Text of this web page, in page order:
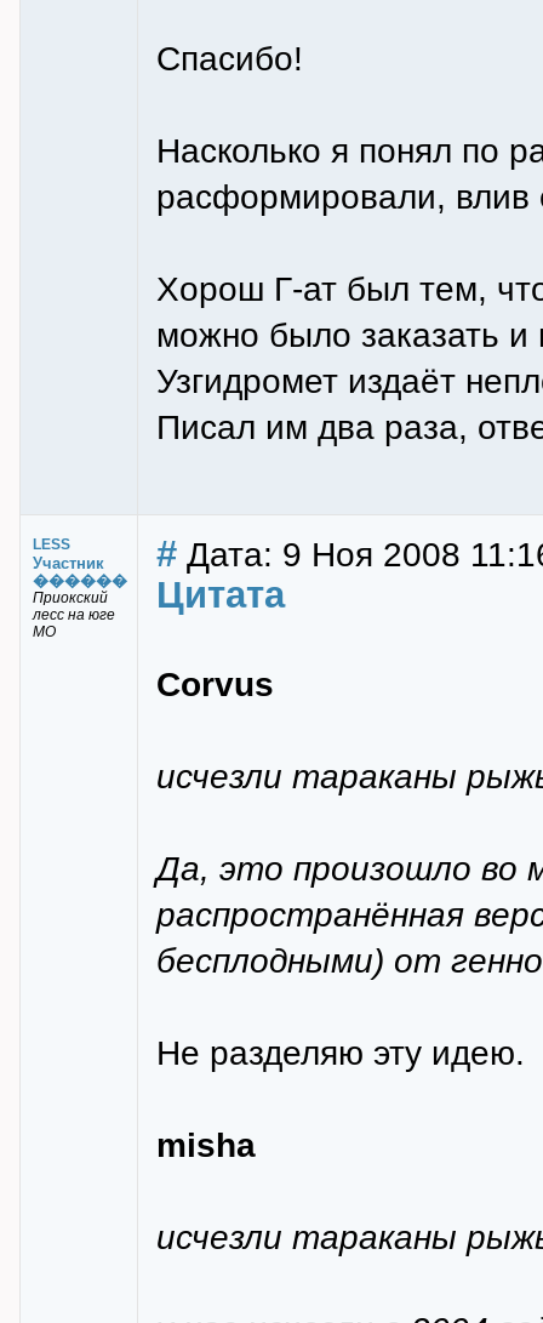
Спасибо!
Насколько я понял по
расформировали, влив
Хорош Г-ат был тем,
можно было заказать и
Узгидромет издаёт
Писал им два раза,
LESS
Участник
������
Приокский
лесс на юге
МО
# Дата: 9 Ноя 2008
Цитата
Corvus
исчезли тараканы
Да, это произошло во
распространённая
бесплодными) от
Не разделяю эту идею.
misha
исчезли тараканы